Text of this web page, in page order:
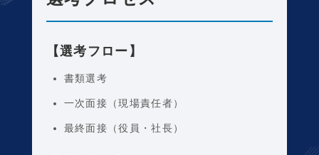
【選考フロー】
書類選考
一次面接（現場責任者）
最終面接（役員・社長）